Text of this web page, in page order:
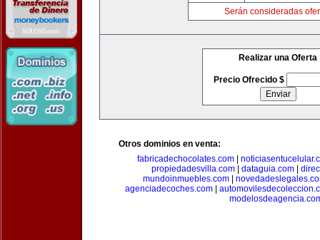
Serán consideradas
Realizar una Oferta
Precio Ofrecido $
Otros dominios en venta:
fabricadechocolates.com|
propiedadesvilla.com| dataguia.com|
mundoinmuebles.com
agenciadecoches.com